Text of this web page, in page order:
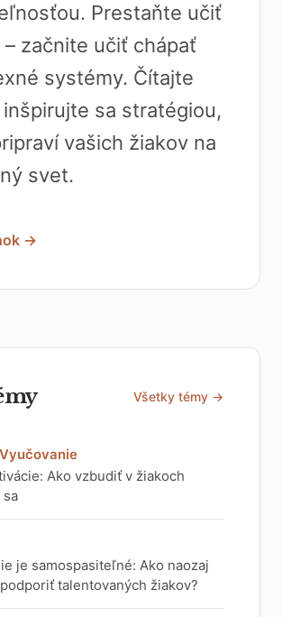
Prestaňte učiť
začnite učiť chápať
systémy. Čítajte
sa stratégiou,
vašich žiakov na
svet.
→
Všetky témy →
Ako vzbudiť v žiakoch
je samospasiteľné: Ako naozaj
talentovaných žiakov?